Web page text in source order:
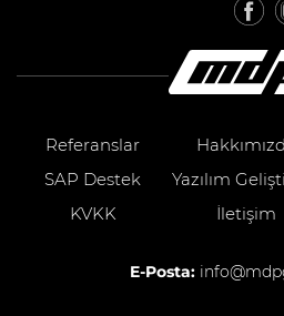
Referanslar
SAP Destek
Yazılım
KVKK
İletişim
E-Posta: